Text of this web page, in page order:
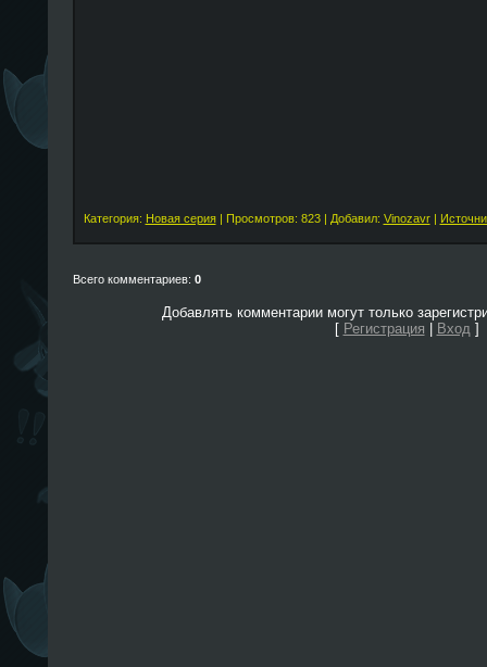
Категория: Новая серия| Просмотров: 823 | Добавил: Vinozavr|
Всего комментариев: 0
Добавлять комментарии могут только
[ Регистрация | Вход ]